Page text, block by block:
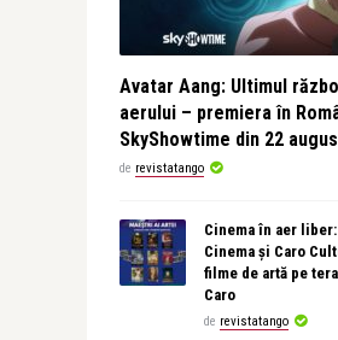
Avatar Aang: Ultimul
aerului – premiera în
SkyShowtime din 22
de revistatango
Cinema în aer
Cinema și Caro
filme de artă pe
Caro
de revistatango